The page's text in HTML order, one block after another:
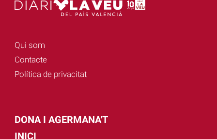
Qui som
Contacte
Política de privacitat
DONA I AGERMANA'T
INICI